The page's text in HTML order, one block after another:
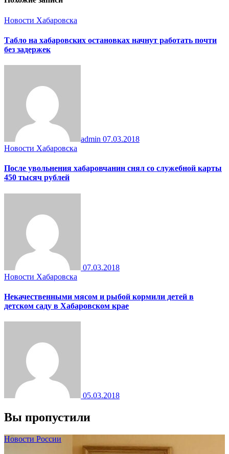
Новости Хабаровска
Табло на хабаровских остановках начнут работать почти
без задержек
admin 07.03.2018
Новости Хабаровска
После увольнения хабаровчанин снял со служебной карты
450 тысяч рублей
07.03.2018
Новости Хабаровска
Некачественными мясом и рыбой кормили детей в
детском саду в Хабаровском крае
05.03.2018
Вы пропустили
Новости России